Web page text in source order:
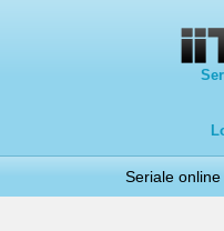
Seriale online